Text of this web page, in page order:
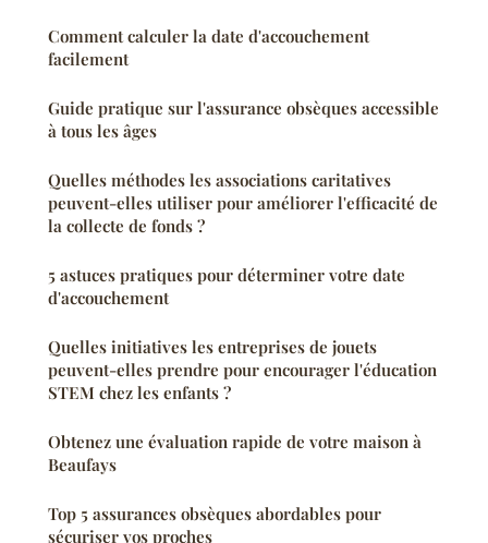
Comment calculer la date d'accouchement
facilement
Guide pratique sur l'assurance obsèques accessible
à tous les âges
Quelles méthodes les associations caritatives
peuvent-elles utiliser pour améliorer l'efficacité de
la collecte de fonds ?
5 astuces pratiques pour déterminer votre date
d'accouchement
Quelles initiatives les entreprises de jouets
peuvent-elles prendre pour encourager l'éducation
STEM chez les enfants ?
Obtenez une évaluation rapide de votre maison à
Beaufays
Top 5 assurances obsèques abordables pour
sécuriser vos proches